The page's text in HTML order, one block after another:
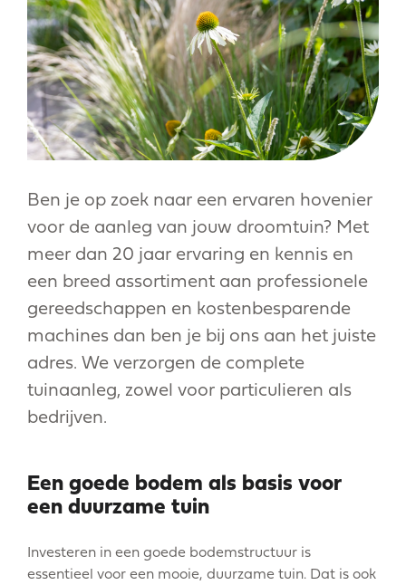
Ben je op zoek naar een ervaren hovenier
voor de aanleg van jouw droomtuin? Met
meer dan 20 jaar ervaring en kennis en
een breed assortiment aan professionele
gereedschappen en kostenbesparende
machines dan ben je bij ons aan het juiste
adres. We verzorgen de complete
tuinaanleg, zowel voor particulieren als
bedrijven.
Een goede bodem als basis voor
een duurzame tuin
Investeren in een goede bodemstructuur is
essentieel voor een mooie, duurzame tuin. Dat is ook